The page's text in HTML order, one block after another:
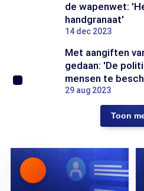
de wapenwet:
handgranaat'
14 dec 2023
Met aangiften
gedaan: 'De
mensen te
29 aug 2023
Toon